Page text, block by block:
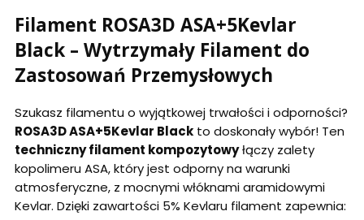
Filament ROSA3D ASA+5Kevlar
Black – Wytrzymały Filament do
Zastosowań Przemysłowych
Szukasz filamentu o wyjątkowej trwałości i odporności?
ROSA3D ASA+5Kevlar Black to doskonały wybór! Ten
techniczny filament kompozytowyłączy zalety
kopolimeru ASA, który jest odporny na warunki
atmosferyczne, z mocnymi włóknami aramidowymi
Kevlar. Dzięki zawartości 5% Kevlaru filament zapewnia: